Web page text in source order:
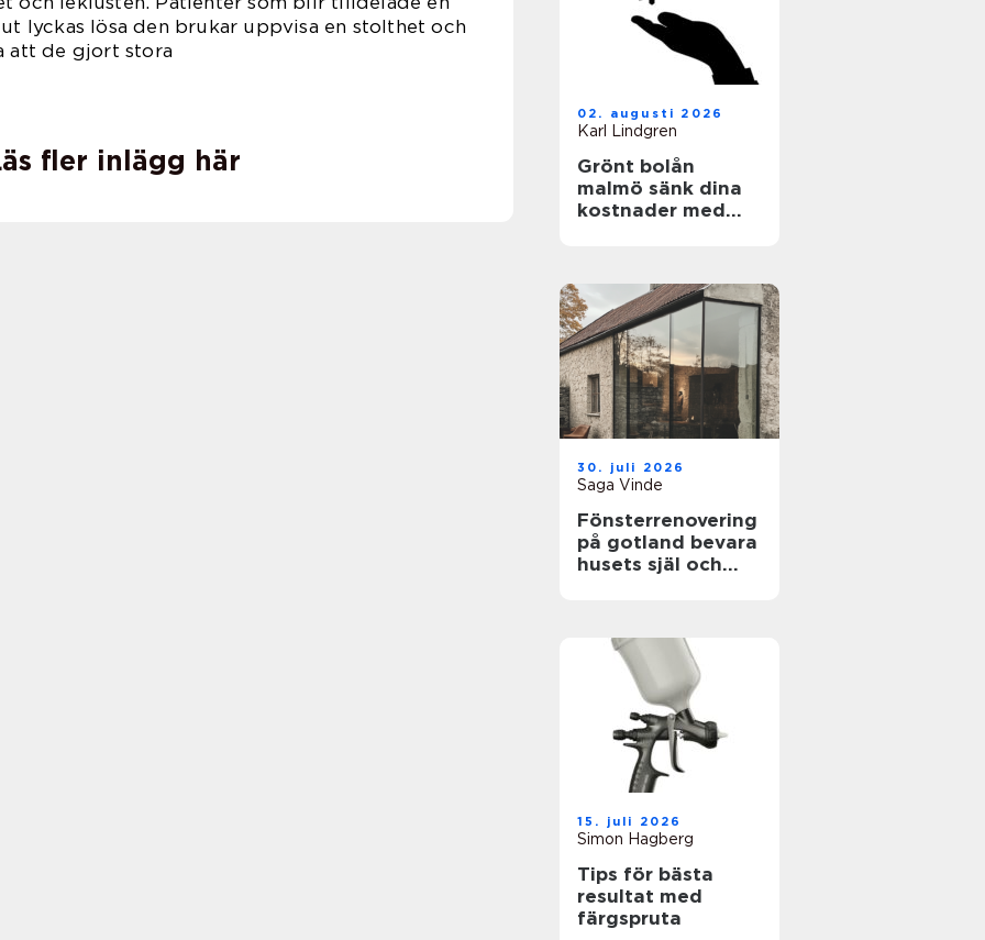
lyckas lösa den brukar uppvisa en stolthet och
att de gjort stora
fler inlägg här
02. augusti 2026
Karl Lindgren
Grönt bolån
malmö sänk dina
kostnader med
30. juli 2026
Saga Vinde
Fönsterrenovering
på gotland bevara
husets själ och
15. juli 2026
Simon Hagberg
Tips för bästa
resultat med
färgspruta